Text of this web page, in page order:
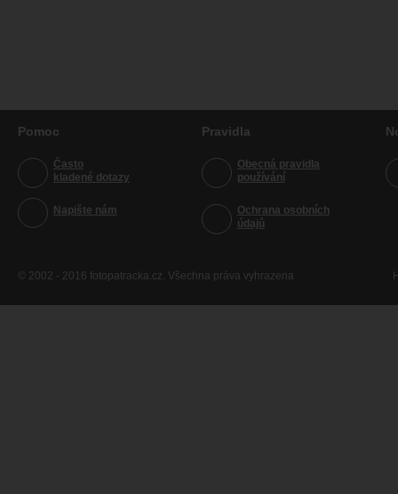
Pomoc
Často
kladené dotazy
Napište nám
Pravidla
Obecná pravidla
používání
Ochrana osobních
údajů
© 2002 - 2016 fotopatracka.cz. Všechna práva vyhrazena